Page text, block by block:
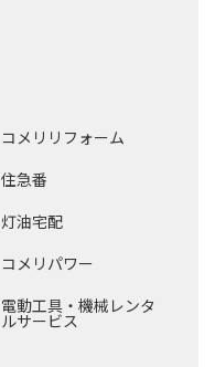
コメリリフォーム
住急番
灯油宅配
コメリパワー
電動工具・機械レンタ
ルサービス